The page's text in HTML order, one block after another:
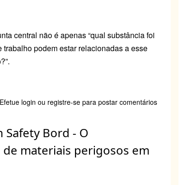
central não é apenas “qual substância foi
trabalho podem estar relacionadas a esse
Efetue login ou registre-se para postar comentários
Bord - O
materiais perigosos em